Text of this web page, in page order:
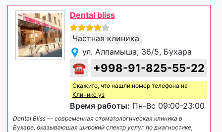
Dental bliss
Частная клиника
ул. Алпамыша, 36/5, Бухара
☎ +998-91-825-55-22
Скажите, что нашли номер телефона на
Клиникс уз
Время работы: Пн-Вс 09:00-23:00
Dental Bliss — современная стоматологическая клиника в
Бухаре, оказывающая широкий спектр услуг по диагностике,